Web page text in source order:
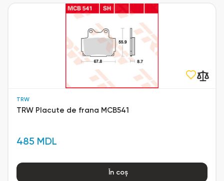
TRW
TRW Placute de frana MCB541
485 MDL
În coș